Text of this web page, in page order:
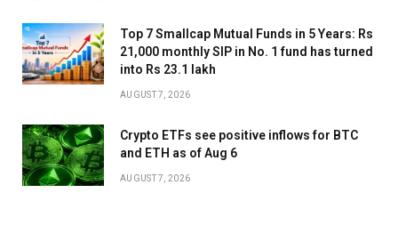
Top 7 Smallcap Mutual Funds in 5 Years: Rs
21,000 monthly SIP in No. 1 fund has turned
into Rs 23.1 lakh
AUGUST 7, 2026
Crypto ETFs see positive inflows for BTC
and ETH as of Aug 6
AUGUST 7, 2026